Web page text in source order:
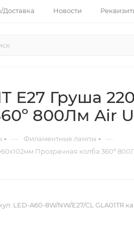
Доставка Новости
Е27 Груша
800Лм Air
— Филаментные лампы —
Прозрачная колба 360º
LED-A60-8W/NW/E27/CL GLA01TR